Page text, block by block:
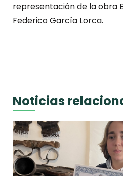
representación de la obra
Federico García Lorca.
Noticias